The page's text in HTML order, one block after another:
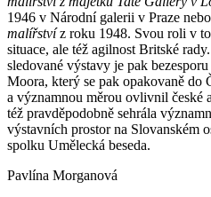
1946 v Národní galerii v Praze
malířstvíz roku 1948. Svou roli v
situace, ale též agilnost Britské
sledované výstavy je pak
Moora, který se pak opakovaně do
a významnou měrou ovlivnil české
též pravděpodobně sehrála
výstavních prostor na Slovanském
spolku Umělecká beseda.
Pavlína Morganová